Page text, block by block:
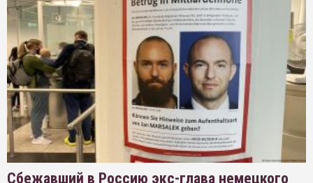
Сбежавший в Россию экс-глава немецкого